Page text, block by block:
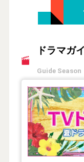
ドラマガ
Guide Season
【2026年夏